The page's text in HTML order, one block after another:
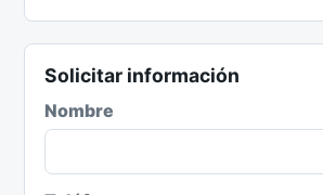
Solicitar información
Nombre